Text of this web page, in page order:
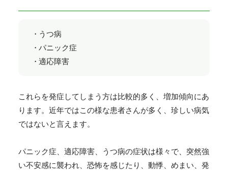
うつ病
パニック症
適応障害
これらを発症してしまう方は比較的多く、増加傾向にあ
ります。近年ではこの様な患者さんが多く、珍しい病気
ではないと言えます。
パニック症、適応障害、うつ病の症状は様々で、突然強
い不安感に襲われ、恐怖を感じたり、動悸、めまい、発